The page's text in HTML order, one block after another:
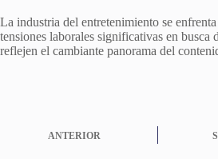
La industria del entretenimiento se
tensiones laborales significativas en busca
reflejen el cambiante panorama del
ANTERIOR